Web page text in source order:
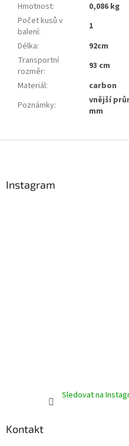
Hmotnost:
0,086 kg
Počet kusů v
balení:
1
Délka:
92cm
Transportní
rozměr:
93 cm
Materiál:
carbon
Poznámky:
vnější
mm
Instagram
Sledovat na
Kontakt